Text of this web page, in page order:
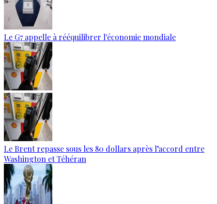
Le G7 appelle à rééquilibrer l'économie mondiale
Le Brent repasse sous les 80 dollars après l’accord entre
Washington et Téhéran